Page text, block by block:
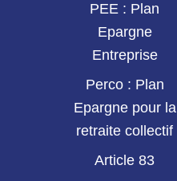
PEE : Plan
Epargne
Entreprise
Perco : Plan
Epargne pour la
retraite collectif
Article 83